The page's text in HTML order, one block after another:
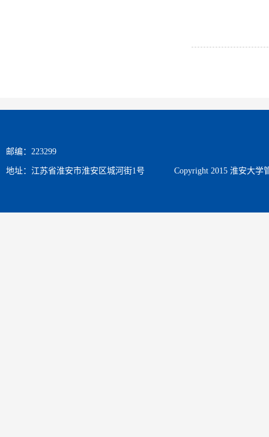
邮编：223299
地址：江苏省淮安市淮安区城河街1号 Copyright 2015 淮安大学